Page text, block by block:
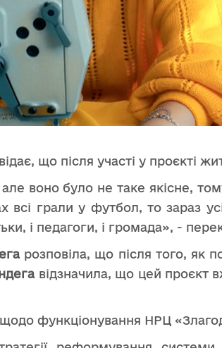
що після участі у проєкті
воно було не таке якісне,
всі грали у футбол, то зараз
і педагоги, і громада», -
розповіла, що після того, як
відзначила, що цей проєкт
функціонування НРЦ